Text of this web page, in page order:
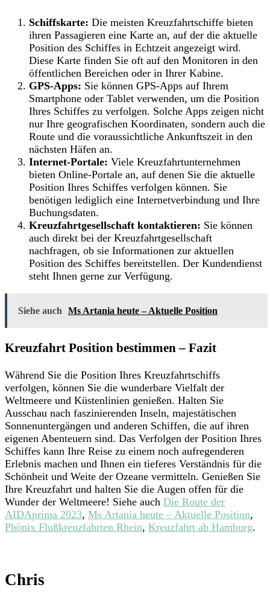
Schiffskarte: Die meisten Kreuzfahrtschiffe bieten
ihren Passagieren eine Karte an, auf der die aktuelle
Position des Schiffes in Echtzeit angezeigt wird.
Diese Karte finden Sie oft auf den Monitoren in den
öffentlichen Bereichen oder in Ihrer Kabine.
GPS-Apps: Sie können GPS-Apps auf Ihrem
Smartphone oder Tablet verwenden, um die Position
Ihres Schiffes zu verfolgen. Solche Apps zeigen nicht
nur Ihre geografischen Koordinaten, sondern auch die
Route und die voraussichtliche Ankunftszeit in den
nächsten Häfen an.
Internet-Portale: Viele Kreuzfahrtunternehmen
bieten Online-Portale an, auf denen Sie die aktuelle
Position Ihres Schiffes verfolgen können. Sie
benötigen lediglich eine Internetverbindung und Ihre
Buchungsdaten.
Kreuzfahrtgesellschaft kontaktieren: Sie können
auch direkt bei der Kreuzfahrtgesellschaft
nachfragen, ob sie Informationen zur aktuellen
Position des Schiffes bereitstellen. Der Kundendienst
steht Ihnen gerne zur Verfügung.
Siehe auch Ms Artania heute – Aktuelle Position
Kreuzfahrt Position bestimmen – Fazit
Während Sie die Position Ihres Kreuzfahrtschiffs
verfolgen, können Sie die wunderbare Vielfalt der
Weltmeere und Küstenlinien genießen. Halten Sie
Ausschau nach faszinierenden Inseln, majestätischen
Sonnenuntergängen und anderen Schiffen, die auf ihren
eigenen Abenteuern sind. Das Verfolgen der Position Ihres
Schiffes kann Ihre Reise zu einem noch aufregenderen
Erlebnis machen und Ihnen ein tieferes Verständnis für die
Schönheit und Weite der Ozeane vermitteln. Genießen Sie
Ihre Kreuzfahrt und halten Sie die Augen offen für die
Wunder der Weltmeere! Siehe auch Die Route der
AIDAprima 2023, Ms Artania heute – Aktuelle Position,
Phönix Flußkreuzfahrten Rhein, Kreuzfahrt ab Hamburg.
Chris